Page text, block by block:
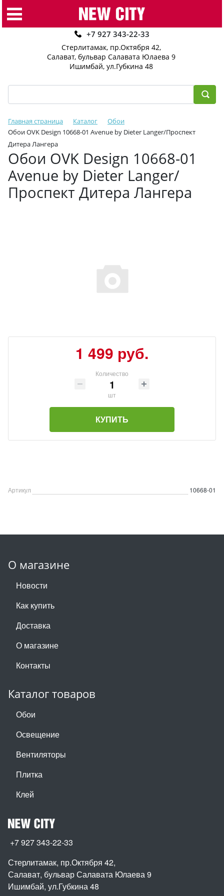
+7 927 343-22-33
Стерлитамак, пр.Октября 42,
Салават, бульвар Салавата Юлаева 9
Ишимбай, ул.Губкина 48
Главная страница Каталог
Обои
Обои OVK Design 10668-01 Avenue by Dieter Langer/Проспект
Дитера Лангера
Обои OVK Design 10668-01
Avenue by Dieter Langer/
Проспект Дитера Лангера
1 499 руб.
Количество
шт
КУПИТЬ
Артикул 10668-01
О магазине
Новости
Как купить
Доставка
О магазине
Контакты
Каталог товаров
Обои
Освещение
Вентиляторы
Плитка
Клей
+7 927 343-22-33
Стерлитамак, пр.Октября 42,
Салават, бульвар Салавата Юлаева 9
Ишимбай, ул.Губкина 48